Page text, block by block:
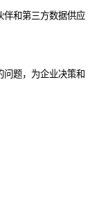
伴和第三方数据供应
问题，为企业决策和